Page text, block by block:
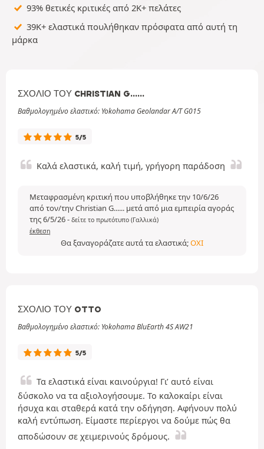
93% θετικές κριτικές από 2K+ πελάτες
39K+ ελαστικά πουλήθηκαν πρόσφατα από αυτή τη
μάρκα
ΣΧΌΛΙΟ ΤΟΥ CHRISTIAN G......
Βαθμολογημένο ελαστικό: Yokohama Geolandar A/T G015
5/5
Καλά ελαστικά, καλή τιμή, γρήγορη παράδοση
Μεταφρασμένη κριτική που υποβλήθηκε την 10/6/26
από τον/την Christian G...... μετά από μια εμπειρία αγοράς
της 6/5/26- δείτε το πρωτότυπο (Γαλλικά)
έκθεση
Θα ξαναγοράζατε αυτά τα ελαστικά;ΌΧΙ
ΣΧΌΛΙΟ ΤΟΥ OTTO
Βαθμολογημένο ελαστικό: Yokohama BluEarth 4S AW21
5/5
Τα ελαστικά είναι καινούργια! Γι’ αυτό είναι
δύσκολο να τα αξιολογήσουμε. Το καλοκαίρι είναι
ήσυχα και σταθερά κατά την οδήγηση. Αφήνουν πολύ
καλή εντύπωση. Είμαστε περίεργοι να δούμε πώς θα
αποδώσουν σε χειμερινούς δρόμους.